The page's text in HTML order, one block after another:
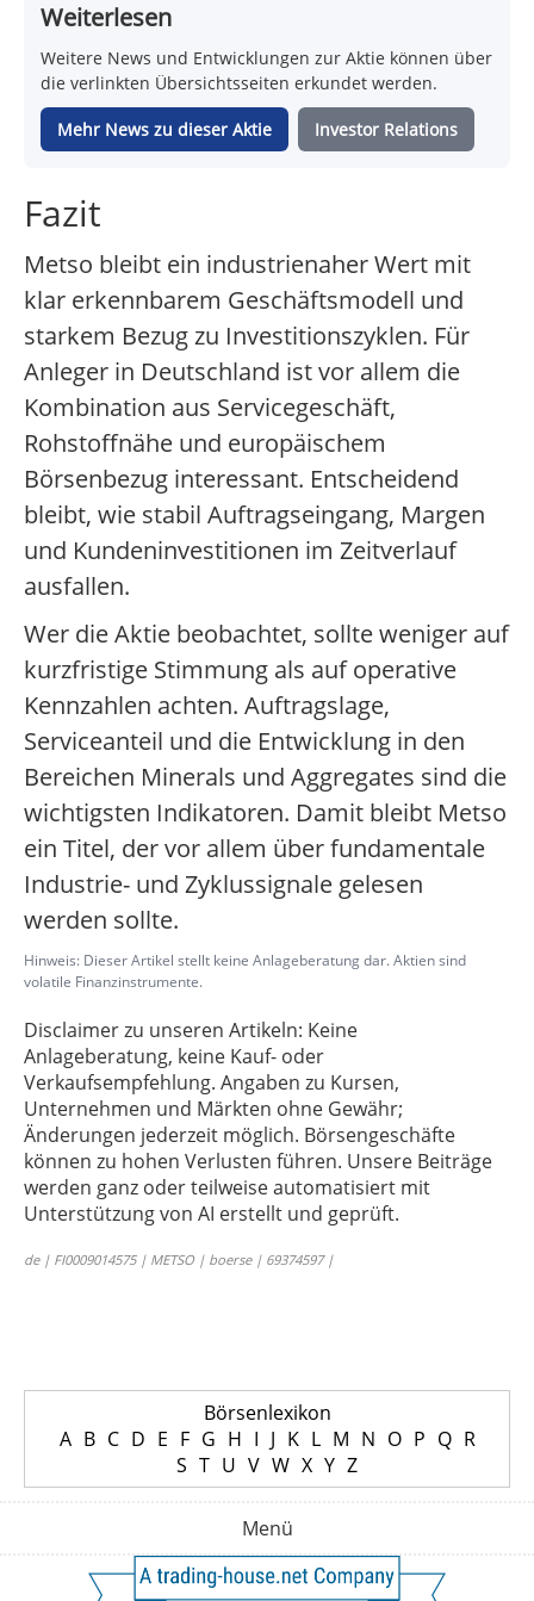
Weiterlesen
Weitere News und Entwicklungen zur Aktie können über
die verlinkten Übersichtsseiten erkundet werden.
Mehr News zu dieser Aktie Investor Relations
Fazit
Metso bleibt ein industrienaher Wert mit
klar erkennbarem Geschäftsmodell und
starkem Bezug zu Investitionszyklen. Für
Anleger in Deutschland ist vor allem die
Kombination aus Servicegeschäft,
Rohstoffnähe und europäischem
Börsenbezug interessant. Entscheidend
bleibt, wie stabil Auftragseingang, Margen
und Kundeninvestitionen im Zeitverlauf
ausfallen.
Wer die Aktie beobachtet, sollte weniger auf
kurzfristige Stimmung als auf operative
Kennzahlen achten. Auftragslage,
Serviceanteil und die Entwicklung in den
Bereichen Minerals und Aggregates sind die
wichtigsten Indikatoren. Damit bleibt Metso
ein Titel, der vor allem über fundamentale
Industrie- und Zyklussignale gelesen
werden sollte.
Hinweis: Dieser Artikel stellt keine Anlageberatung dar. Aktien sind
volatile Finanzinstrumente.
Disclaimer zu unseren Artikeln: Keine
Anlageberatung, keine Kauf- oder
Verkaufsempfehlung. Angaben zu Kursen,
Unternehmen und Märkten ohne Gewähr;
Änderungen jederzeit möglich. Börsengeschäfte
können zu hohen Verlusten führen. Unsere Beiträge
werden ganz oder teilweise automatisiert mit
Unterstützung von AI erstellt und geprüft.
de | FI0009014575 | METSO | boerse | 69374597 |
Börsenlexikon
A B C D E F G H I J K L M N O P Q R
S T U V W X Y Z
Menü